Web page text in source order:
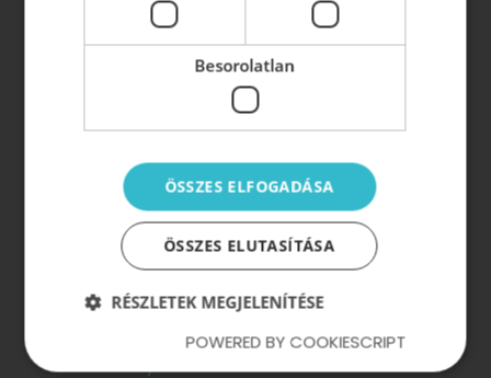
Motivációs rendszer kialakítása
Jelöltanalízis
(új munkatárs beillesztése a
Wellbeing szolgáltatások
Vezetőképzés
Vezetői Akadémia
Vezetői tréning
Vezetői konzultáció
Vezetői könyvek:
Besorolatlan
ÖSSZES ELFOGADÁSA
ÖSSZES ELUTASÍTÁSA
RÉSZLETEK MEGJELENÍTÉSE
POWERED BY COOKIESCRIPT